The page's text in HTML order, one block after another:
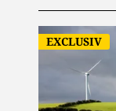
EXCLUSIV